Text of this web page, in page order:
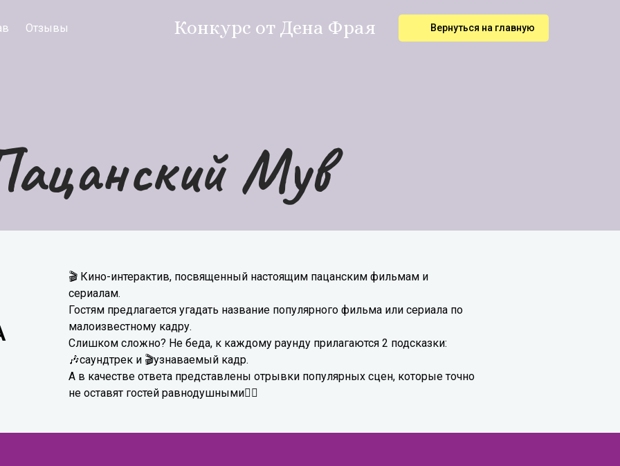
Отзывы Конкурс от Дена Фрая Вернуться на главную
Мув
🎬 Кино-интерактив, посвященный настоящим пацанским фильмам и
сериалам.
Гостям предлагается угадать название популярного фильма или сериала по
малоизвестному кадру.
Слишком сложно? Не беда, к каждому раунду прилагаются 2 подсказки:
🎶саундтрек и 🎬узнаваемый кадр.
А в качестве ответа представлены отрывки популярных сцен, которые точно
не оставят гостей равнодушными❤‍🔥